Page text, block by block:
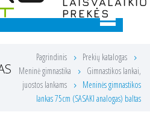
Pagrindinis
Prekių katalogas
Meninė gimnastika
Gimnastikos lankai,
juostos lankams
Meninės gimnastikos
lankas 75cm (SASAKI analogas) baltas